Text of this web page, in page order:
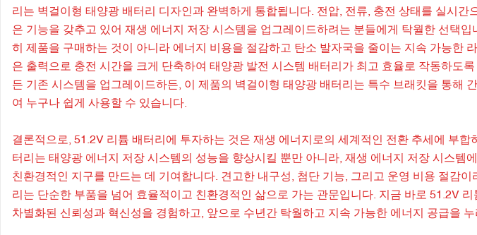
리는 벽걸이형 태양광 배터리 디자인과 완벽하게 통합됩니다. 전압, 전류, 충전 상태를 실시간
은 기능을 갖추고 있어 재생 에너지 저장 시스템을 업그레이드하려는 분들에게 탁월한 선택
히 제품을 구매하는 것이 아니라 에너지 비용을 절감하고 탄소 발자국을 줄이는 지속 가능한
은 출력으로 충전 시간을 크게 단축하여 태양광 발전 시스템 배터리가 최고 효율로 작동하도
든 기존 시스템을 업그레이드하든, 이 제품의 벽걸이형 태양광 배터리는 특수 브래킷을 통해
여 누구나 쉽게 사용할 수 있습니다.
결론적으로, 51.2V 리튬 배터리에 투자하는 것은 재생 에너지로의 세계적인 전환 추세에 부합
터리는 태양광 에너지 저장 시스템의 성능을 향상시킬 뿐만 아니라, 재생 에너지 저장 시스템
친환경적인 지구를 만드는 데 기여합니다. 견고한 내구성, 첨단 기능, 그리고 운영 비용 절감이
리는 단순한 부품을 넘어 효율적이고 친환경적인 삶으로 가는 관문입니다. 지금 바로 51.2V
차별화된 신뢰성과 혁신성을 경험하고, 앞으로 수년간 탁월하고 지속 가능한 에너지 공급을